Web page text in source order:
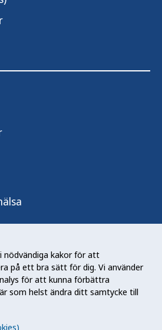
nödvändiga kakor för att
på ett bra sätt för dig. Vi använder
för att kunna förbättra
som helst ändra ditt samtycke till
(Fohm) är en nationell
som arbetar för en bättre
genom att